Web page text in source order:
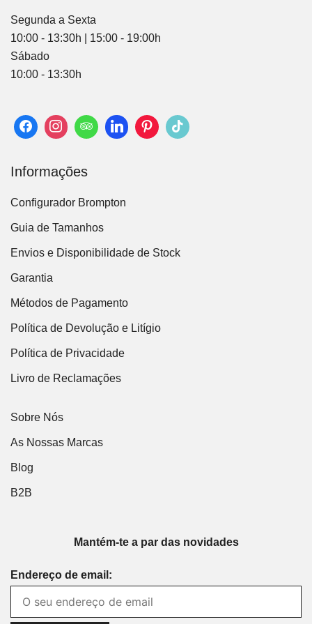
Segunda a Sexta
10:00 - 13:30h | 15:00 - 19:00h
Sábado
10:00 - 13:30h
Informações
Configurador Brompton
Guia de Tamanhos
Envios e Disponibilidade de Stock
Garantia
Métodos de Pagamento
Política de Devolução e Litígio
Política de Privacidade
Livro de Reclamações
Sobre Nós
As Nossas Marcas
Blog
B2B
Mantém-te a par das novidades
Endereço de email: